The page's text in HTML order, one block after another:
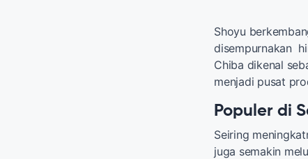
Shoyu
disempurnakan
Chiba dikenal
menjadi pusat
Populer di
Seiring
juga semakin